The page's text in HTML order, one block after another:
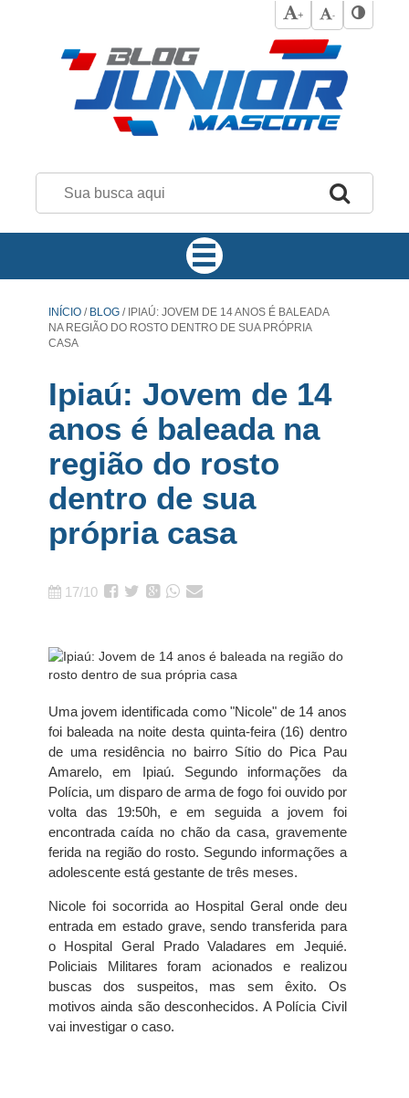
+ -
INÍCIO / BLOG /IPIAÚ: JOVEM DE 14 ANOS É BALEADA
NA REGIÃO DO ROSTO DENTRO DE SUA PRÓPRIA
CASA
Ipiaú: Jovem de 14
anos é baleada na
região do rosto
dentro de sua
própria casa
17/10
Uma jovem identificada como "Nicole" de 14 anos
foi baleada na noite desta quinta-feira (16) dentro
de uma residência no bairro Sítio do Pica Pau
Amarelo, em Ipiaú. Segundo informações da
Polícia, um disparo de arma de fogo foi ouvido por
volta das 19:50h, e em seguida a jovem foi
encontrada caída no chão da casa, gravemente
ferida na região do rosto. Segundo informações a
adolescente está gestante de três meses.
Nicole foi socorrida ao Hospital Geral onde deu
entrada em estado grave, sendo transferida para
o Hospital Geral Prado Valadares em Jequié.
Policiais Militares foram acionados e realizou
buscas dos suspeitos, mas sem êxito. Os
motivos ainda são desconhecidos. A Polícia Civil
vai investigar o caso.